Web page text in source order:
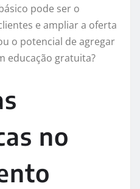
pode ser o
e ampliar a oferta
o potencial de agregar
educação gratuita?
no